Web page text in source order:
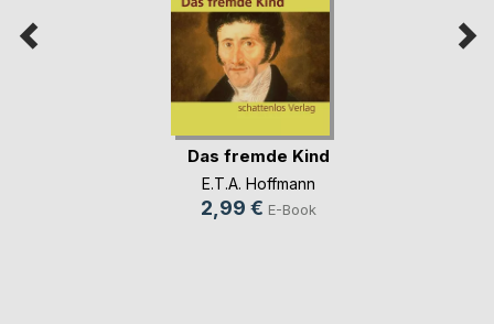
Das fremde Kind
E.T.A. Hoffmann
2,99 € E-Book